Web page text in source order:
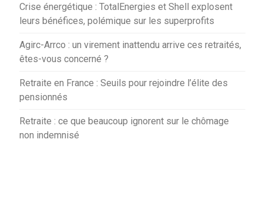
Crise énergétique : TotalEnergies et Shell explosent
leurs bénéfices, polémique sur les superprofits
Agirc-Arrco : un virement inattendu arrive ces retraités,
êtes-vous concerné ?
Retraite en France : Seuils pour rejoindre l’élite des
pensionnés
Retraite : ce que beaucoup ignorent sur le chômage
non indemnisé